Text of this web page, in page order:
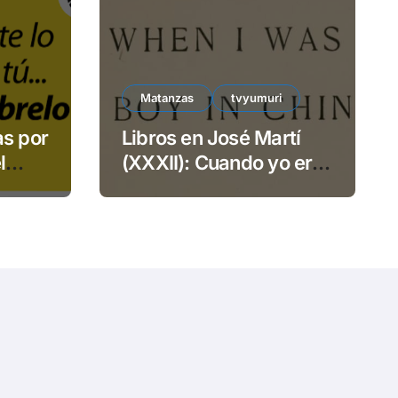
o
por
Matanzas tvyumuri
Libros en José Martí
(XXXII): Cuando yo era